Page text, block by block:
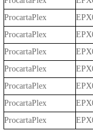
ProcartaPlex
ProcartaPlex
ProcartaPlex
ProcartaPlex
ProcartaPlex
ProcartaPlex
ProcartaPlex